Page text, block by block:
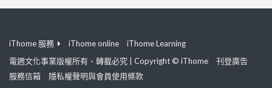
iThome 服務 iThome online
iThome Learning
電週文化事業版權所有、轉載必究 | Copyright © iThome
刊登廣告
服務信箱
隱私權聲明與會員使用條款